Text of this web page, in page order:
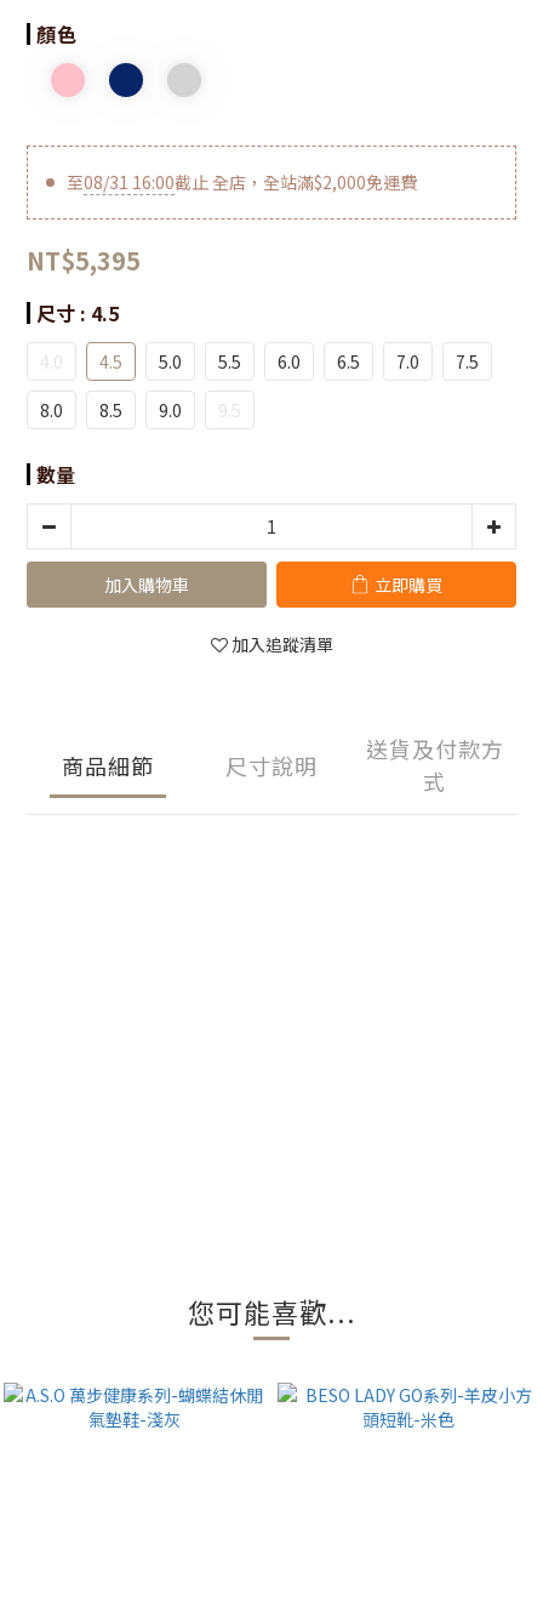
顏色
至08/31 16:00截止 全店，全站滿$2,000免運費
NT$5,395
尺寸 : 4.5
4.0 4.5 5.0 5.5 6.0 6.5 7.0
7.5
8.0
8.5 9.0 9.5
數量
加入購物車 立即購買
加入追蹤清單
商品細節 尺寸說明
送貨及付款方
式
您可能喜歡...